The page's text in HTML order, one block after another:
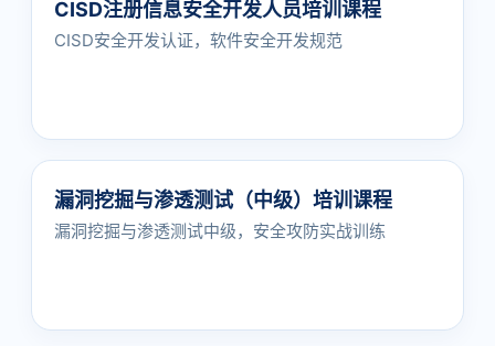
CISD注册信息安全开发人员培训课程
CISD安全开发认证，软件安全开发规范
漏洞挖掘与渗透测试（中级）培训课程
漏洞挖掘与渗透测试中级，安全攻防实战训练